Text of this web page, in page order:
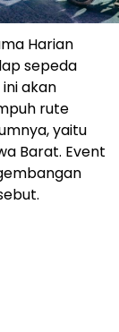
Harian
sepeda
akan
rute
yaitu
Barat. Event